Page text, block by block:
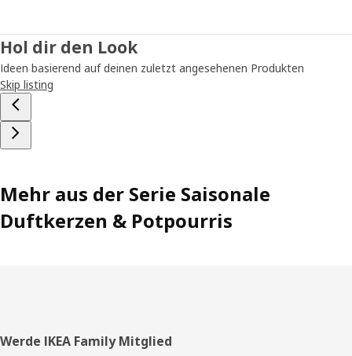
Hol dir den Look
Ideen basierend auf deinen zuletzt angesehenen Produkten
Skip listing
Mehr aus der Serie Saisonale
Duftkerzen & Potpourris
Fusszeile
Werde IKEA Family Mitglied